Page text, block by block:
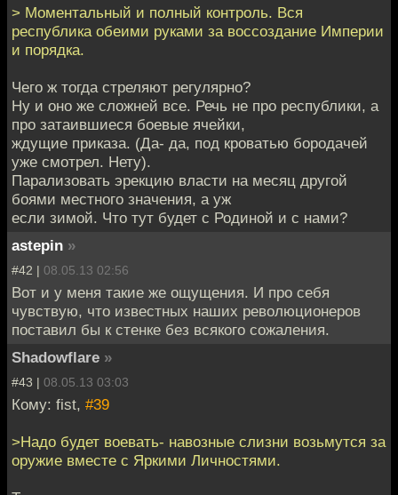
> Моментальный и полный контроль. Вся
республика обеими руками за воссоздание Империи
и порядка.
Чего ж тогда стреляют регулярно?
Ну и оно же сложней все. Речь не про республики, а
про затаившиеся боевые ячейки,
ждущие приказа. (Да- да, под кроватью бородачей
уже смотрел. Нету).
Парализовать эрекцию власти на месяц другой
боями местного значения, а уж
если зимой. Что тут будет с Родиной и с нами?
astepin »
#42 | 08.05.13 02:56
Вот и у меня такие же ощущения. И про себя
чувствую, что известных наших революционеров
поставил бы к стенке без всякого сожаления.
Shadowflare »
#43 | 08.05.13 03:03
Кому: fist, #39
>Надо будет воевать- навозные слизни возьмутся за
оружие вместе с Яркими Личностями.